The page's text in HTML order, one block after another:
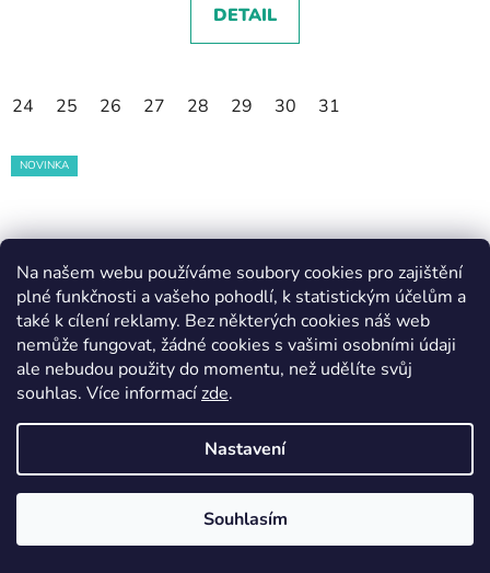
Na našem webu používáme soubory cookies pro zajištění
plné funkčnosti a vašeho pohodlí, k statistickým účelům a
také k cílení reklamy. Bez některých cookies náš web
nemůže fungovat, žádné cookies s vašimi osobními údaji
ale nebudou použity do momentu, než udělíte svůj
souhlas. Více informacízde.
Nastavení
Souhlasím
DETAIL
24 25 26 27 28 29 30 31
NOVINKA
Dětské barefoot přezůvky/plátěnky FRODDO T-BAR
Pink+/růžová jednorožec (G1700439-8)